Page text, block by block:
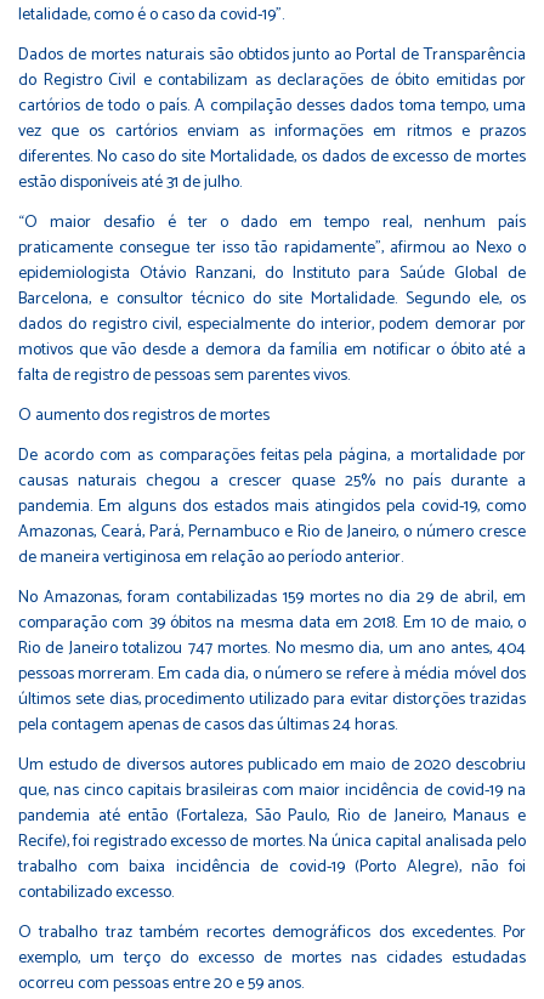
letalidade, como é o caso da covid-19”.
Dados de mortes naturais são obtidos junto ao Portal de Transparência
do Registro Civil e contabilizam as declarações de óbito emitidas por
cartórios de todo o país. A compilação desses dados toma tempo, uma
vez que os cartórios enviam as informações em ritmos e prazos
diferentes. No caso do site Mortalidade, os dados de excesso de mortes
estão disponíveis até 31 de julho.
“O maior desafio é ter o dado em tempo real, nenhum país
praticamente consegue ter isso tão rapidamente”, afirmou ao Nexo o
epidemiologista Otávio Ranzani, do Instituto para Saúde Global de
Barcelona, e consultor técnico do site Mortalidade. Segundo ele, os
dados do registro civil, especialmente do interior, podem demorar por
motivos que vão desde a demora da família em notificar o óbito até a
falta de registro de pessoas sem parentes vivos.
O aumento dos registros de mortes
De acordo com as comparações feitas pela página, a mortalidade por
causas naturais chegou a crescer quase 25% no país durante a
pandemia. Em alguns dos estados mais atingidos pela covid-19, como
Amazonas, Ceará, Pará, Pernambuco e Rio de Janeiro, o número cresce
de maneira vertiginosa em relação ao período anterior.
No Amazonas, foram contabilizadas 159 mortes no dia 29 de abril, em
comparação com 39 óbitos na mesma data em 2018. Em 10 de maio, o
Rio de Janeiro totalizou 747 mortes. No mesmo dia, um ano antes, 404
pessoas morreram. Em cada dia, o número se refere à média móvel dos
últimos sete dias, procedimento utilizado para evitar distorções trazidas
pela contagem apenas de casos das últimas 24 horas.
Um estudo de diversos autores publicado em maio de 2020 descobriu
que, nas cinco capitais brasileiras com maior incidência de covid-19 na
pandemia até então (Fortaleza, São Paulo, Rio de Janeiro, Manaus e
Recife), foi registrado excesso de mortes. Na única capital analisada pelo
trabalho com baixa incidência de covid-19 (Porto Alegre), não foi
contabilizado excesso.
O trabalho traz também recortes demográficos dos excedentes. Por
exemplo, um terço do excesso de mortes nas cidades estudadas
ocorreu com pessoas entre 20 e 59 anos.